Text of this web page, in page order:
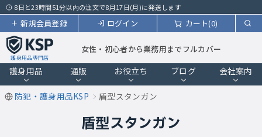
8日と23時間51分以内の注文で8月17日(月)に発送します
カート(0)
ログイン
新規会員登録
護身用品専門店
女性・初心者から業務用までフルカバー
護身用品 通販 お役立ち ブログ 会社案内
防犯・護身用品KSP 盾型スタンガン
盾型スタンガン